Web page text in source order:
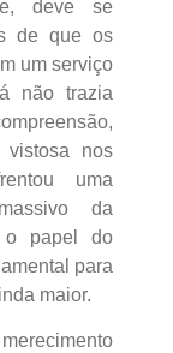
deve se
de que os
um serviço
não trazia
vistosa nos
uma
da
o papel do
para
maior.